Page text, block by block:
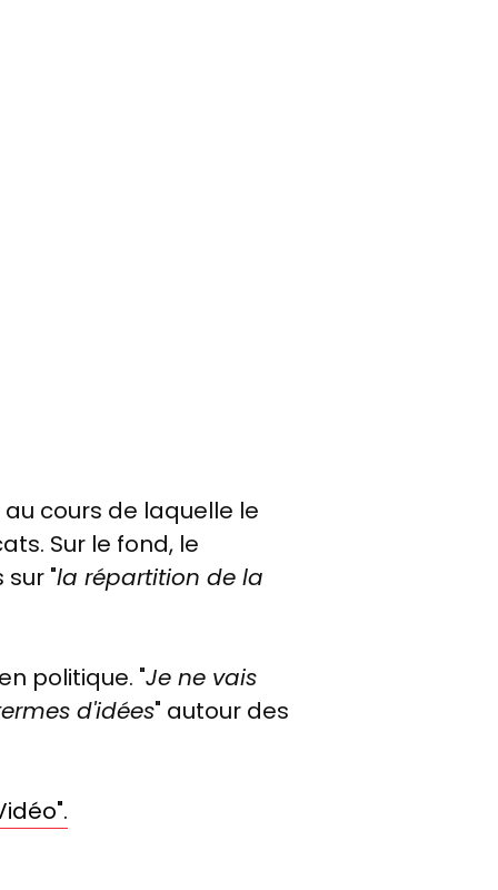
au cours de laquelle le
Sur le fond, le
"la répartition de la
politique. "Je ne vais
d'idées" autour des